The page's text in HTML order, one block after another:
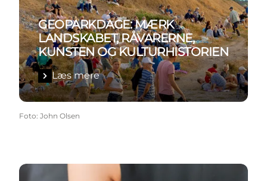
GEOPARKDAGE: MÆRK
LANDSKABET, RÅVARERNE,
KUNSTEN OG KULTURHISTORIEN
Læs mere
Foto: John Olsen
Læs mere